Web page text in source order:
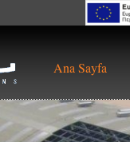
Ana Sayfa